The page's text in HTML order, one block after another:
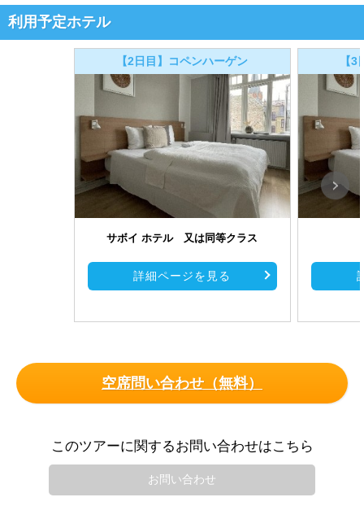
利用予定ホテル
【2日目】コペンハーゲン
サボイ ホテル 又は同等クラス
詳細ページを見る
【
空席問い合わせ（無料）
このツアーに関するお問い合わせはこちら
お問い合わせ